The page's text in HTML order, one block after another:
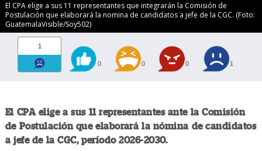
El CPA elige a sus 11 representantes que integrarán la Comisión de
Postulación que elaborará la nomina de candidatos a jefe de la CGC. (Foto:
GuatemalaVisible/Soy502)
1
0 0 0 1
El CPA elige a sus 11 representantes ante la Comisión
de Postulación que elaborará la nómina de candidatos
a jefe de la CGC, período 2026-2030.